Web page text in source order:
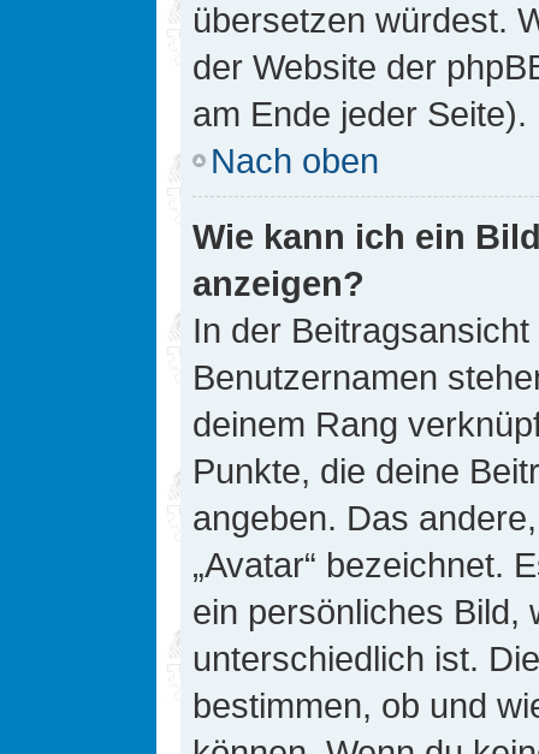
übersetzen würdest.
der Website der
am Ende jeder Seite).
Nach oben
Wie kann ich ein
anzeigen?
In der
Benutzernamen
deinem Rang
Punkte, die deine
angeben. Das
„Avatar“ bezeichnet.
ein persönliches Bild,
unterschiedlich ist.
bestimmen, ob und